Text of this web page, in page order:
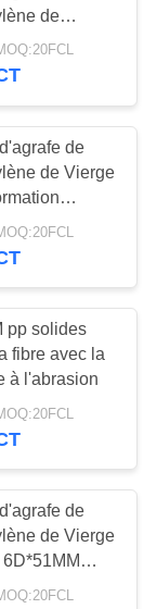
6
de
anti- pour
de
de Vierge
pour la
pp solides
fibre avec la
à l'abrasion
de
de Vierge